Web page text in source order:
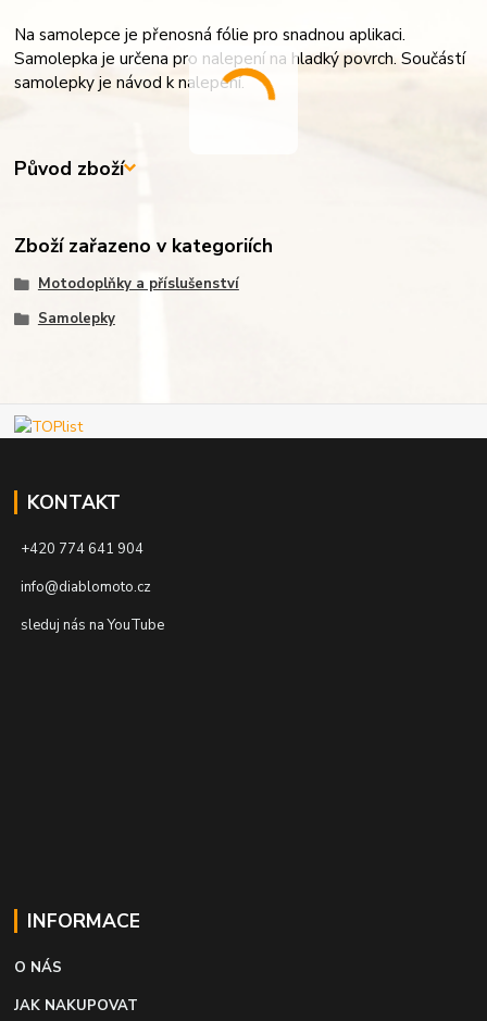
Na samolepce je přenosná fólie pro snadnou aplikaci.
Samolepka je určena pro nalepení na hladký povrch. Součástí
samolepky je návod k nalepení.
Původ zboží
Zboží zařazeno v kategoriích
Motodoplňky a příslušenství
Samolepky
KONTAKT
+420 774 641 904
info@diablomoto.cz
sleduj nás na YouTube
INFORMACE
O NÁS
JAK NAKUPOVAT